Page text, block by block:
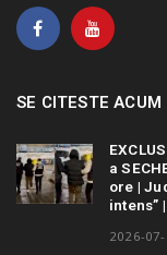
SE CITESTE ACUM
a
ore |
intens”
2026-